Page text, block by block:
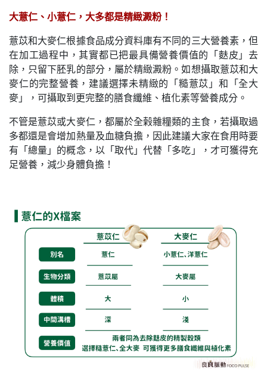
大薏仁、小薏仁，大多都是精緻澱粉！
薏苡和大麥仁根據食品成分資料庫有不同的三大營養素，但
在加工過程中，其實都已把最具備營養價值的「麩皮」去
除，只留下胚乳的部分，屬於精緻澱粉。如想攝取薏苡和大
麥仁的完整營養，建議選擇未精緻的「糙薏苡」和「全大
麥」，可攝取到更完整的膳食纖維、植化素等營養成分。
不管是薏苡或大麥仁，都屬於全榖雜糧類的主食，若攝取過
多都還是會增加熱量及血糖負擔，因此建議大家在食用時要
有「總量」的概念，以「取代」代替「多吃」，才可獲得充
足營養，減少身體負擔！